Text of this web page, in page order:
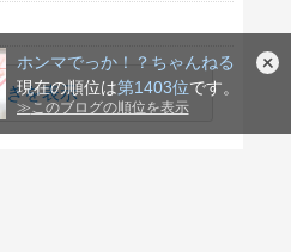
ホンマでっか！？ちゃんねる
現在の順位は第1403位です。
≫このブログの順位を表示
きを表示